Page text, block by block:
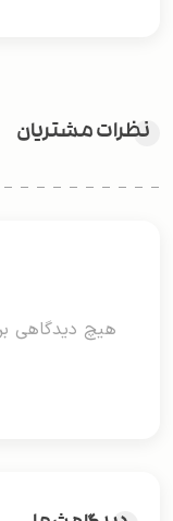
نظرات مشتریان
هیچ دیدگاهی